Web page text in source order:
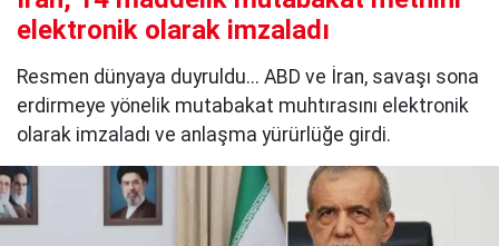
elektronik olarak imzaladı
Resmen dünyaya duyruldu... ABD ve İran, savaşı sona
erdirmeye yönelik mutabakat muhtırasını elektronik
olarak imzaladı ve anlaşma yürürlüğe girdi.